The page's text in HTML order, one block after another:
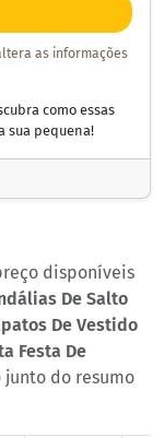
as informações
como essas
sua pequena!
disponíveis
De Salto
De Vestido
Festa De
junto do resumo